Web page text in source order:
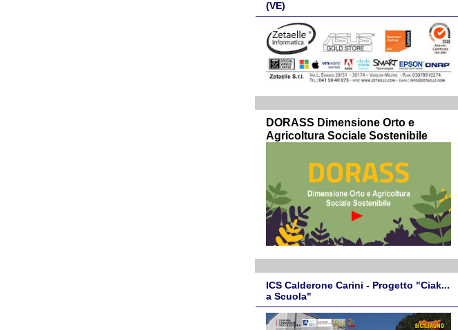
(VE)
DORASS Dimensione Orto e
Agricoltura Sociale Sostenibile
ICS Calderone Carini - Progetto "Ciak...
a Scuola"